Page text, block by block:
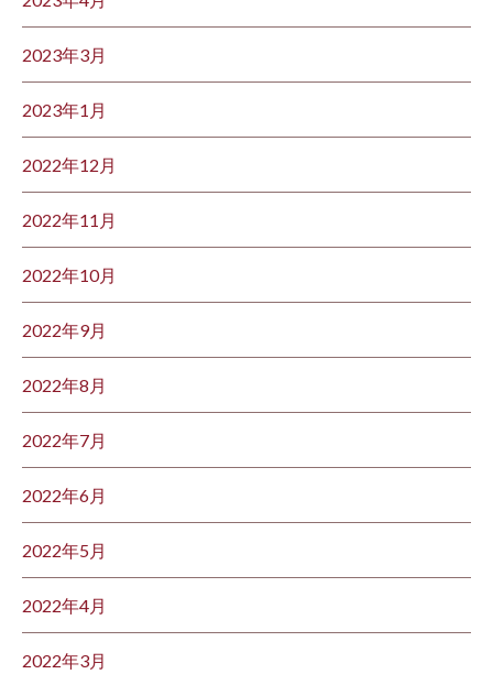
2023年3月
2023年1月
2022年12月
2022年11月
2022年10月
2022年9月
2022年8月
2022年7月
2022年6月
2022年5月
2022年4月
2022年3月